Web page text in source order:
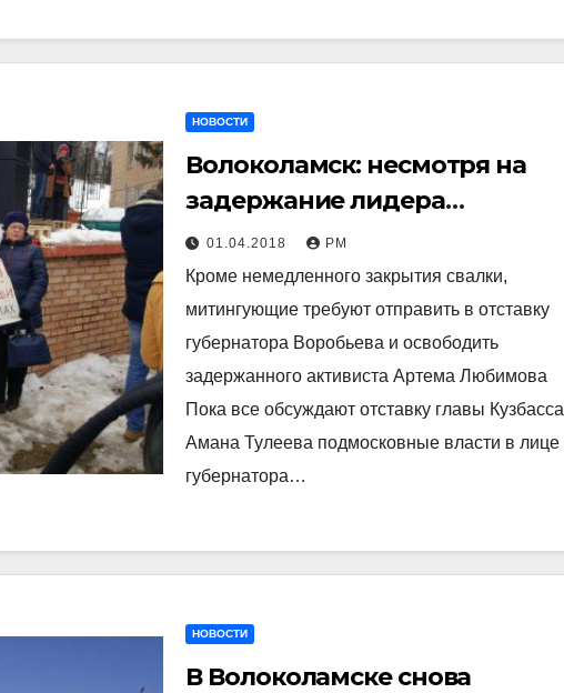
НОВОСТИ
Волоколамск: несмотря на
задержание лидера
протеста, митинг на
городской площади
состоялся
01.04.2018 РМ
Кроме немедленного закрытия свалки,
митингующие требуют отправить в отставку
губернатора Воробьева и освободить
задержанного активиста Артема Любимова
Пока все обсуждают отставку главы Кузбасса
Амана Тулеева подмосковные власти в лице
губернатора…
НОВОСТИ
В Волоколамске снова